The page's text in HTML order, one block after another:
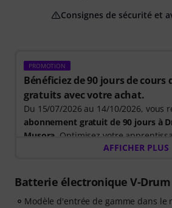
PROMOTION
Bénéficiez de 90 jours de cours
gratuits avec votre achat.
Du 15/07/2026 au 14/10/2026, vous
abonnement gratuit de 90 jours à
Musora . Optimisez votre
grâce à un parcours guidé qui vous
ainsi moins de temps à vous
commencer et plus de temps à jouer.
AFFICHER PLUS
Batterie électronique V-Drum
Modèle d'entrée de gamme dans le
Consignes de sécurité et